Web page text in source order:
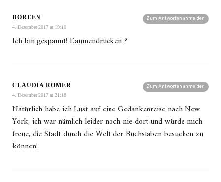
Zum Antworten anmelden
DOREEN
4. Dezember 2017 at 19:10
Ich bin gespannt! Daumendrücken ?
Zum Antworten anmelden
CLAUDIA RÖMER
4. Dezember 2017 at 21:18
Natürlich habe ich Lust auf eine Gedankenreise nach New
York, ich war nämlich leider noch nie dort und würde mich
freue, die Stadt durch die Welt der Buchstaben besuchen zu
können!